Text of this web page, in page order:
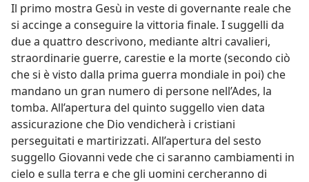
Il primo mostra Gesù in veste di governante reale che
si accinge a conseguire la vittoria finale. I suggelli da
due a quattro descrivono, mediante altri cavalieri,
straordinarie guerre, carestie e la morte (secondo ciò
che si è visto dalla prima guerra mondiale in poi) che
mandano un gran numero di persone nell’Ades, la
tomba. All’apertura del quinto suggello vien data
assicurazione che Dio vendicherà i cristiani
perseguitati e martirizzati. All’apertura del sesto
suggello Giovanni vede che ci saranno cambiamenti in
cielo e sulla terra e che gli uomini cercheranno di